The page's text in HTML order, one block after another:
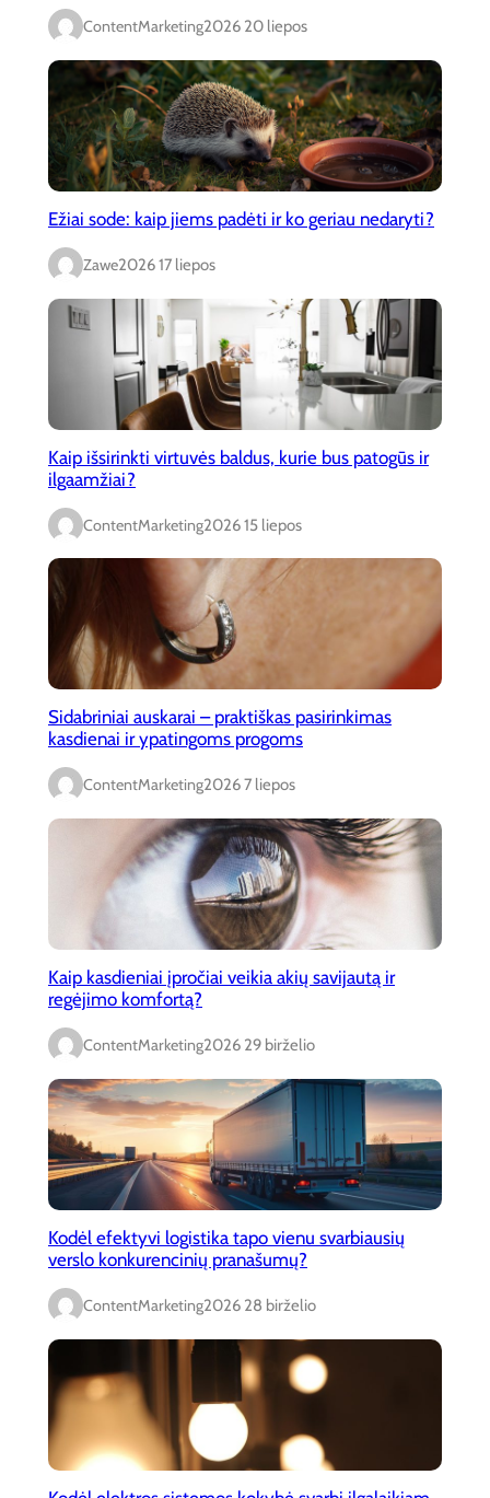
ContentMarketing2026 20 liepos
Ežiai sode: kaip jiems padėti ir ko geriau nedaryti?
Zawe2026 17 liepos
Kaip išsirinkti virtuvės baldus, kurie bus patogūs ir
ilgaamžiai?
ContentMarketing2026 15 liepos
Sidabriniai auskarai – praktiškas pasirinkimas
kasdienai ir ypatingoms progoms
ContentMarketing2026 7 liepos
Kaip kasdieniai įpročiai veikia akių savijautą ir
regėjimo komfortą?
ContentMarketing2026 29 birželio
Kodėl efektyvi logistika tapo vienu svarbiausių
verslo konkurencinių pranašumų?
ContentMarketing2026 28 birželio